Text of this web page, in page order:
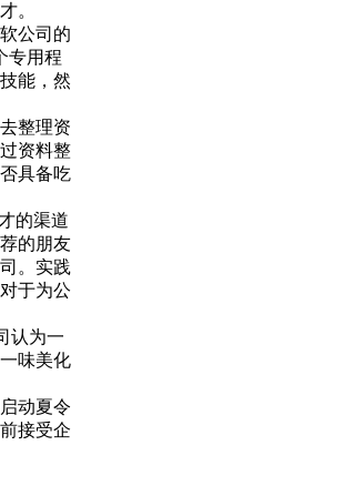
。
公司的
专用程
能，然
整理资
资料整
具备吃
的渠道
的朋友
。实践
于为公
认为一
味美化
动夏令
接受企